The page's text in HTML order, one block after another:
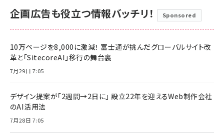
企画広告も役立つ情報バッチリ！ Sponsored
10万ページを8,000に激減！ 富士通が挑んだグローバルサイト改
革と「SitecoreAI」移行の舞台裏
7月29日 7:05
デザイン提案が「2週間→2日に」 設立22年を迎えるWeb制作会社
のAI活用法
7月28日 7:05